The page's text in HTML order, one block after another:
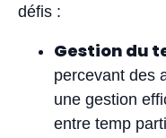
défis :
Gestion du
percevant des
une gestion
entre temp